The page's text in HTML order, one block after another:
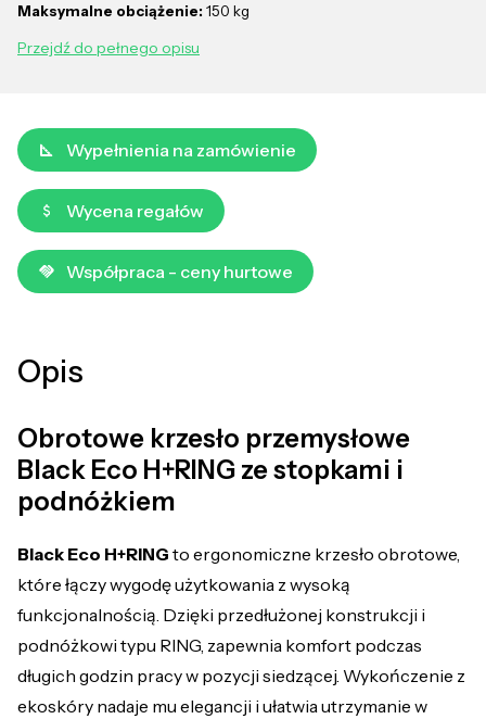
Maksymalne obciążenie: 150 kg
Przejdź do pełnego opisu
Wypełnienia na zamówienie
Wycena regałów
Współpraca - ceny hurtowe
Opis
Obrotowe krzesło przemysłowe
Black Eco H+RING ze stopkami i
podnóżkiem
Black Eco H+RING to ergonomiczne krzesło obrotowe,
które łączy wygodę użytkowania z wysoką
funkcjonalnością. Dzięki przedłużonej konstrukcji i
podnóżkowi typu RING, zapewnia komfort podczas
długich godzin pracy w pozycji siedzącej. Wykończenie z
ekoskóry nadaje mu elegancji i ułatwia utrzymanie w